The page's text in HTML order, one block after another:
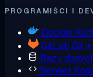
PROGRAMIŚCI I
Docker
GitLab Git
Bazy
Serwer